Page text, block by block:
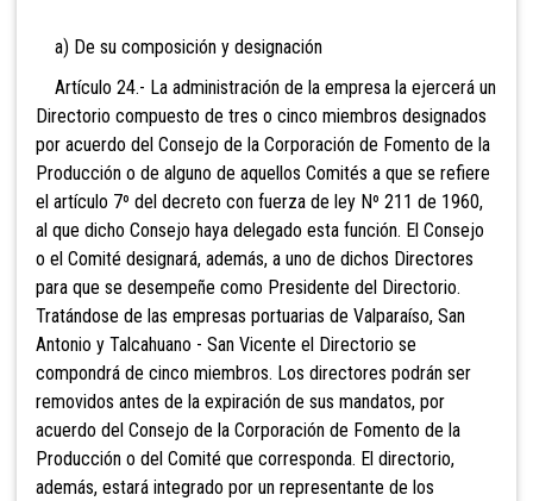
a) De su composición y designación
Artículo 24.- La administración de la empresa la ejercerá un
Directorio compuesto de tres o cinco miembros designados
por acuerdo del Consejo de la Corporación de Fomento de la
Producción o de alguno de aquellos Comités a que se refiere
el artículo 7º del decreto con fuerza de ley Nº 211 de 1960,
al que dicho Consejo haya delegado esta función. El Consejo
o el Comité designará, además, a uno de dichos Directores
para que se desempeñe como Presidente del Directorio.
Tratándose de las empresas portuarias de Valparaíso, San
Antonio y Talcahuano - San Vicente el Directorio se
compondrá de cinco miembros. Los directores podrán ser
removidos antes de la expiración de sus mandatos, por
acuerdo del Consejo de la Corporación de Fomento de la
Producción o del Comité que corresponda. El directorio,
además, estará integrado por un representante de los